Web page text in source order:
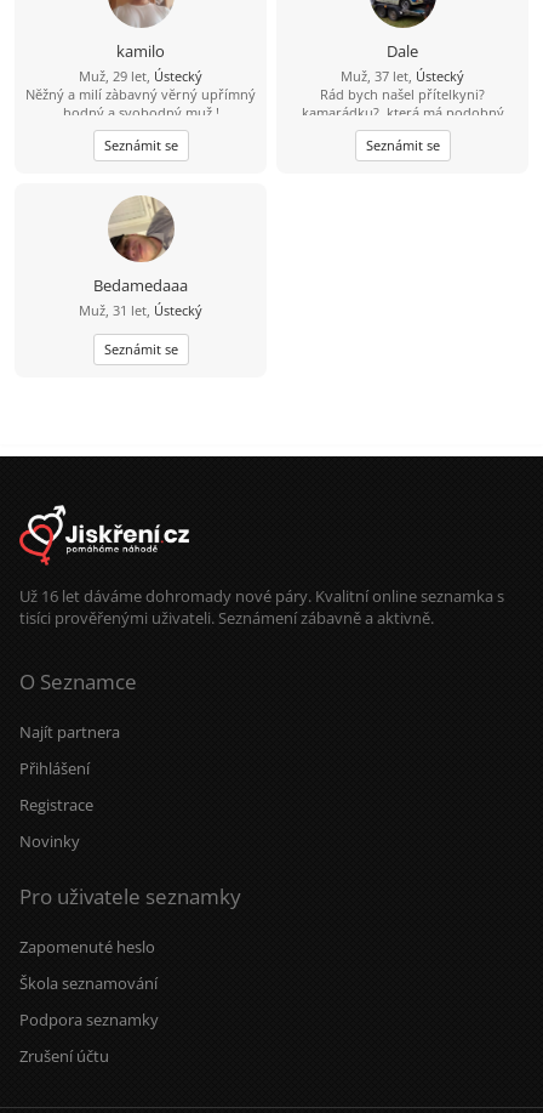
kamilo
Muž, 29 let, Ústecký
Nĕžný a milí zàbavný vĕrný upřímný
hodný a svobodný muž !
Seznámit se
Dale
Muž, 37 let, Ústecký
Rád bych našel přítelkyni?
kamarádku?, která má podobný
pohled na svět. Nevadí, když budeš
mít o nějaký rok víc.
Seznámit se
Bedamedaaa
Muž, 31 let, Ústecký
Seznámit se
Už 16 let dáváme dohromady nové páry. Kvalitní online seznamka s
tisíci prověřenými uživateli. Seznámení zábavně a aktivně.
O Seznamce
Najít partnera
Přihlášení
Registrace
Novinky
Pro uživatele seznamky
Zapomenuté heslo
Škola seznamování
Podpora seznamky
Zrušení účtu